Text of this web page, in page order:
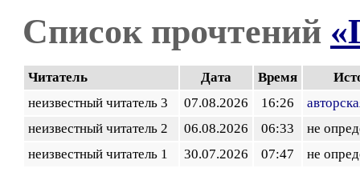
Список прочтений
Читатель Дата Время
неизвестный читатель 3
07.08.2026 16:26
неизвестный читатель 2
06.08.2026 06:33
не
неизвестный читатель 1
30.07.2026 07:47 не